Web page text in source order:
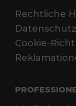
Rechtliche
Datenschutz
Cookie-